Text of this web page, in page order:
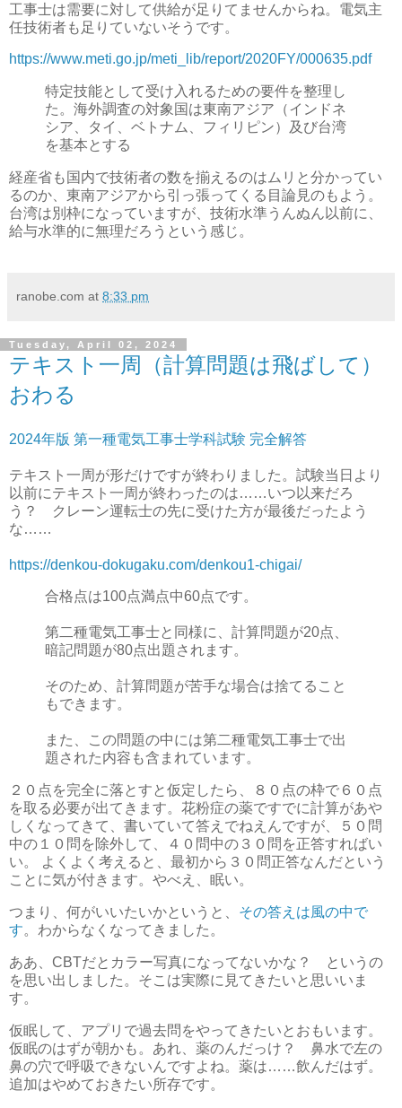
工事士は需要に対して供給が足りてませんからね。電気主
任技術者も足りていないそうです。
https://www.meti.go.jp/meti_lib/report/2020FY/000635.pdf
特定技能として受け入れるための要件を整理し
た。海外調査の対象国は東南アジア（インドネ
シア、タイ、ベトナム、フィリピン）及び台湾
を基本とする
経産省も国内で技術者の数を揃えるのはムリと分かってい
るのか、東南アジアから引っ張ってくる目論見のもよう。
台湾は別枠になっていますが、技術水準うんぬん以前に、
給与水準的に無理だろうという感じ。
ranobe.com at 8:33 pm
Tuesday, April 02, 2024
テキスト一周（計算問題は飛ばして）
おわる
2024年版 第一種電気工事士学科試験 完全解答
テキスト一周が形だけですが終わりました。試験当日より
以前にテキスト一周が終わったのは……いつ以来だろ
う？ クレーン運転士の先に受けた方が最後だったよう
な……
https://denkou-dokugaku.com/denkou1-chigai/
合格点は100点満点中60点です。
第二種電気工事士と同様に、計算問題が20点、
暗記問題が80点出題されます。
そのため、計算問題が苦手な場合は捨てること
もできます。
また、この問題の中には第二種電気工事士で出
題された内容も含まれています。
２０点を完全に落とすと仮定したら、８０点の枠で６０点
を取る必要が出てきます。花粉症の薬ですでに計算があや
しくなってきて、書いていて答えでねえんですが、５０問
中の１０問を除外して、４０問中の３０問を正答すればい
い。 よくよく考えると、最初から３０問正答なんだという
ことに気が付きます。やべえ、眠い。
つまり、何がいいたいかというと、 その答えは風の中で
す。わからなくなってきました。
ああ、CBTだとカラー写真になってないかな？ というの
を思い出しました。そこは実際に見てきたいと思いいま
す。
仮眠して、アプリで過去問をやってきたいとおもいます。
仮眠のはずが朝かも。あれ、薬のんだっけ？ 鼻水で左の
鼻の穴で呼吸できないんですよね。薬は……飲んだはず。
追加はやめておきたい所存です。